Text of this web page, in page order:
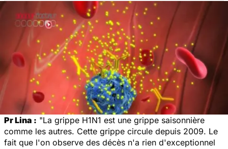
Pr Lina : "La grippe H1N1 est une grippe saisonnière
comme les autres. Cette grippe circule depuis 2009. Le
fait que l'on observe des décès n'a rien d'exceptionnel